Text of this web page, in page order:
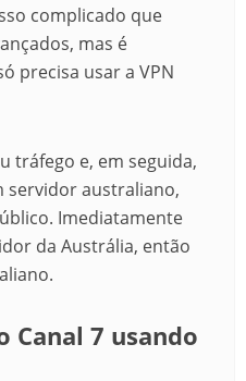
complicado que
mas é
precisa usar a VPN
tráfego e, em seguida,
servidor australiano,
Imediatamente
da Austrália, então
Canal 7 usando